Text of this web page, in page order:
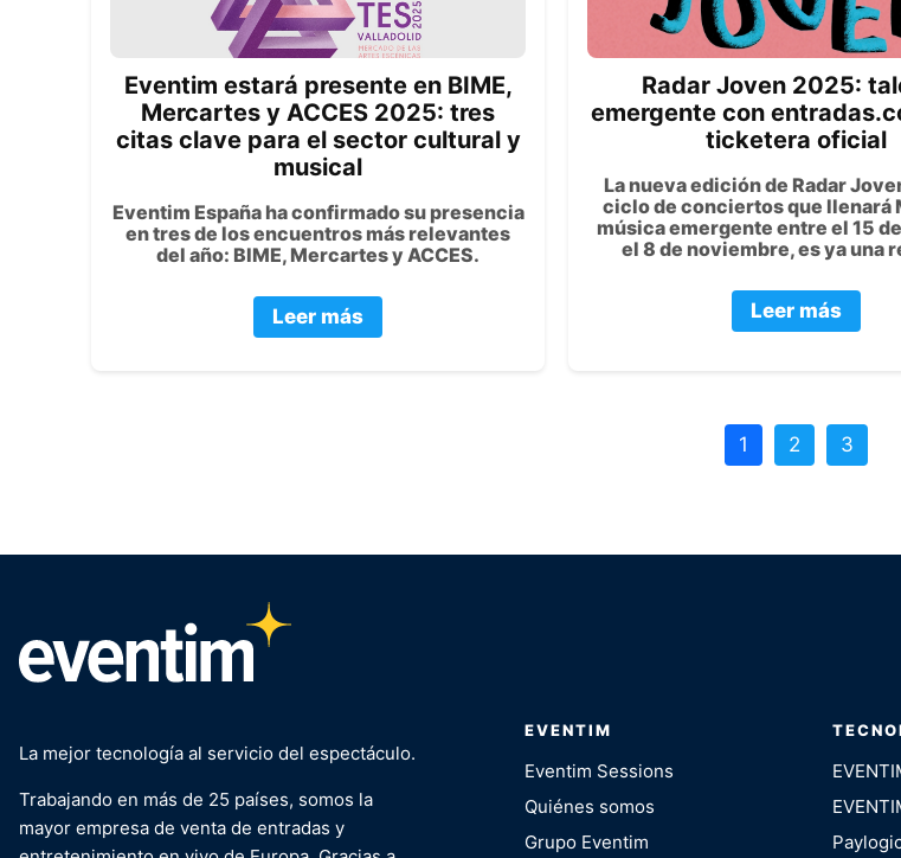
Eventim estará presente en BIME,
Mercartes y ACCES 2025: tres
citas clave para el sector cultural y
musical
Eventim España ha confirmado su presencia
en tres de los encuentros más relevantes
del año: BIME, Mercartes y ACCES.
Leer más
Radar Joven 2025:
emergente con
ticketera oficial
La nueva edición de Radar
ciclo de conciertos que llenará
música emergente entre el 15
el 8 de noviembre, es ya una
Leer más
1 2 3
La mejor tecnología al servicio del espectáculo.
Trabajando en más de 25 países, somos la
mayor empresa de venta de entradas y
EVENTIM
Eventim Sessions
Quiénes somos
Grupo Eventim